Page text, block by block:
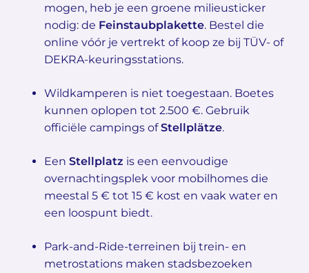
mogen, heb je een groene milieusticker
nodig: de Feinstaubplakette. Bestel die
online vóór je vertrekt of koop ze bij TÜV- of
DEKRA-keuringsstations.
Wildkamperen is niet toegestaan. Boetes
kunnen oplopen tot 2.500 €. Gebruik
officiële campings ofStellplätze.
Een Stellplatz is een eenvoudige
overnachtingsplek voor mobilhomes die
meestal 5 € tot 15 € kost en vaak water en
een loospunt biedt.
Park-and-Ride-terreinen bij trein- en
metrostations maken stadsbezoeken